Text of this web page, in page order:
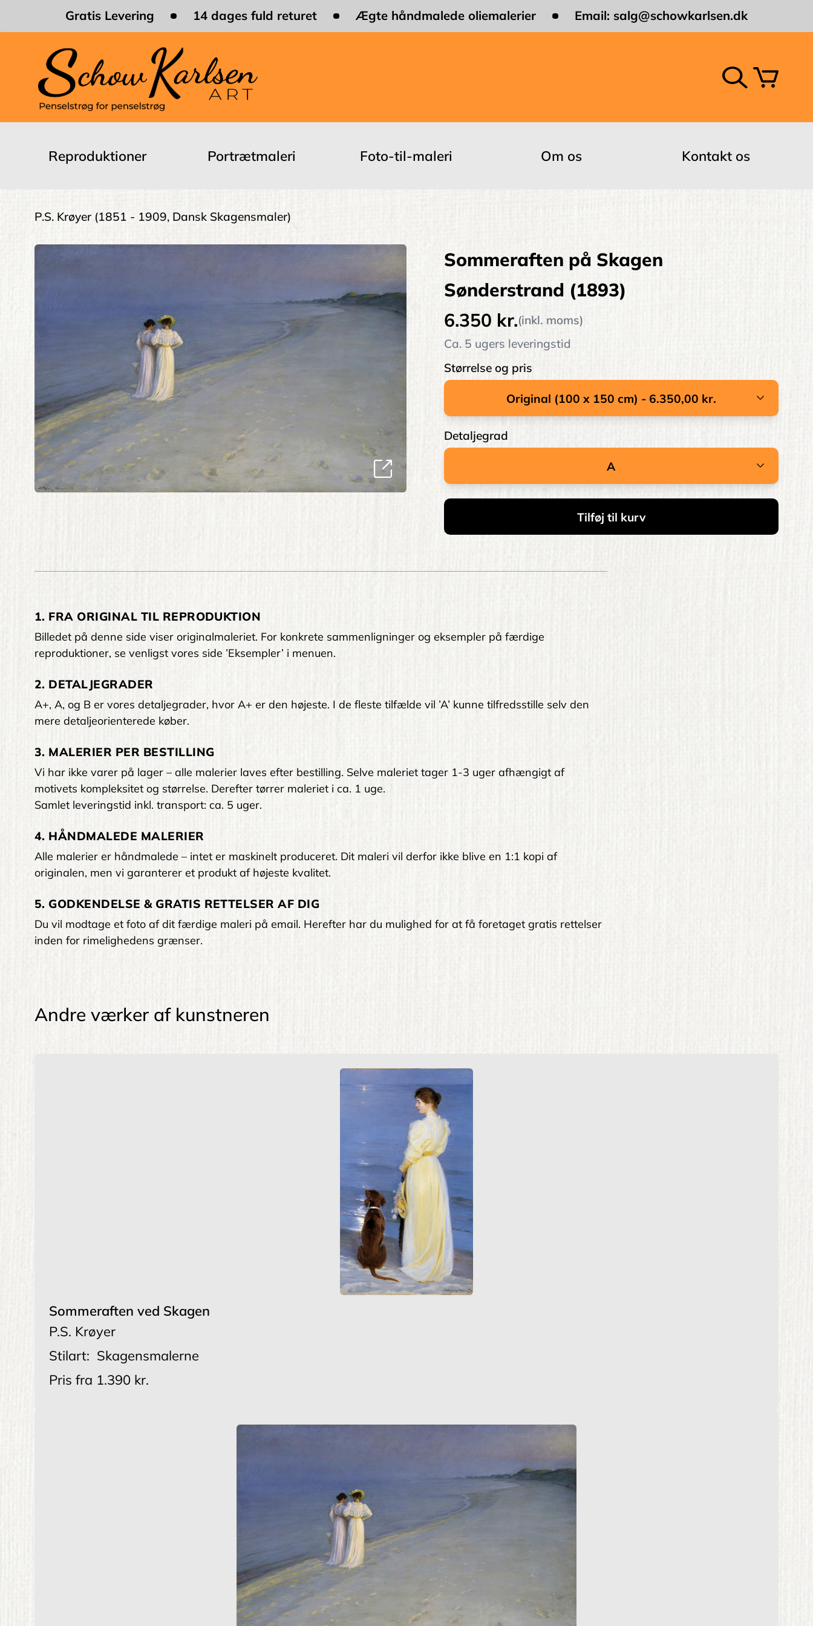
Gratis Levering 14 dages fuld returet Ægte håndmalede oliemalerier Email: salg@schowkarlsen.dk
Reproduktioner Portrætmaleri Foto-til-maleri Om os Kontakt os
Brødkrumme
P.S. Krøyer (1851 - 1909, Dansk Skagensmaler)
Sommeraften på Skagen
Sønderstrand (1893)
6.350 kr.(inkl. moms)
Ca. 5 ugers leveringstid
Størrelse og pris
Detaljegrad
1. FRA ORIGINAL TIL REPRODUKTION
Billedet på denne side viser originalmaleriet. For konkrete sammenligninger og eksempler på færdige
reproduktioner, se venligst vores side ’Eksempler’ i menuen.
2. DETALJEGRADER
A+, A, og B er vores detaljegrader, hvor A+ er den højeste. I de fleste tilfælde vil ’A’ kunne tilfredsstille selv den
mere detaljeorienterede køber.
3. MALERIER PER BESTILLING
Vi har ikke varer på lager – alle malerier laves efter bestilling. Selve maleriet tager 1-3 uger afhængigt af
motivets kompleksitet og størrelse. Derefter tørrer maleriet i ca. 1 uge.
Samlet leveringstid inkl. transport: ca. 5 uger.
4. HÅNDMALEDE MALERIER
Alle malerier er håndmalede – intet er maskinelt produceret. Dit maleri vil derfor ikke blive en 1:1 kopi af
originalen, men vi garanterer et produkt af højeste kvalitet.
5. GODKENDELSE & GRATIS RETTELSER AF DIG
Du vil modtage et foto af dit færdige maleri på email. Herefter har du mulighed for at få foretaget gratis rettelser
inden for rimelighedens grænser.
Andre værker af kunstneren
Sommeraften ved Skagen
P.S. Krøyer
Stilart: Skagensmalerne
Pris fra 1.390 kr.